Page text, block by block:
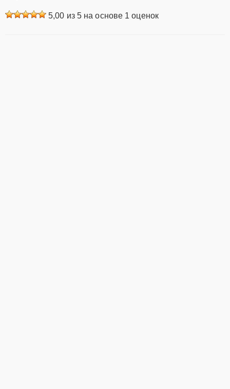
5,00 из 5 на основе 1 оценок